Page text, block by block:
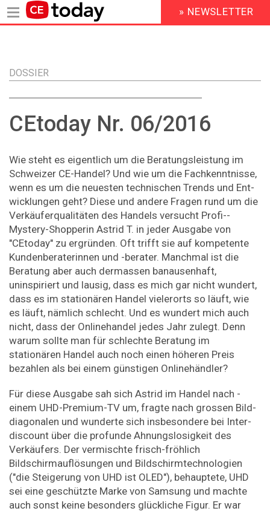
Inhalt
HEADER
MENU
» NEWSLETTER
DOSSIER
CEtoday Nr. 06/2016
Wie steht es eigentlich um die Beratungsleistung im
Schweizer CE-Handel? Und wie um die Fachkenntnisse,
wenn es um die neuesten technischen Trends und Ent­
wicklungen geht? Diese und andere Fragen rund um die
Verkäuferqualitäten des Handels versucht Profi-­
Mystery-Shopperin Astrid T. in jeder Ausgabe von
"CEtoday" zu ergründen. Oft trifft sie auf kompetente
Kundenberaterinnen und -berater. Manchmal ist die
Beratung aber auch dermassen banausenhaft,
uninspiriert und lausig, dass es mich gar nicht wundert,
dass es im stationären Handel vielerorts so läuft, wie
es läuft, nämlich schlecht. Und es wundert mich auch
nicht, dass der Onlinehandel jedes Jahr zulegt. Denn
warum sollte man für schlechte Beratung im
stationären Handel auch noch einen höheren Preis
bezahlen als bei einem günstigen Onlinehändler?
Für diese Ausgabe sah sich Astrid im Handel nach ­
einem UHD-Premium-TV um, fragte nach grossen Bild­
diagonalen und wunderte sich insbesondere bei Inter­
discount über die profunde Ahnungslosigkeit des
Verkäufers. Der vermischte frisch-fröhlich
Bildschirmauf­lösungen und Bildschirmtechnologien
("die Steigerung von UHD ist OLED"), behauptete, UHD
sei eine geschützte Marke von Samsung und machte
auch sonst keine besonders glü­ckliche Figur. Er war